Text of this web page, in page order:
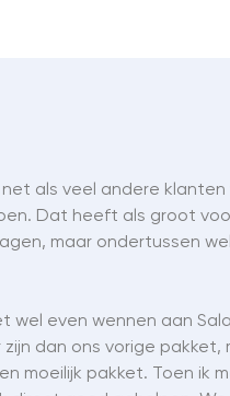
als veel andere
Dat heeft als groot
maar ondertussen
wel even wennen aan
dan ons vorige pakket,
moeilijk pakket. Toen ik